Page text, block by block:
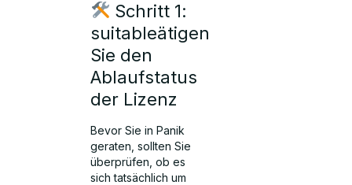
Schritt 1:
suitableätigen
Sie den
Ablaufstatus
der Lizenz
Bevor Sie in Panik
geraten, sollten Sie
überprüfen, ob es
sich tatsächlich um